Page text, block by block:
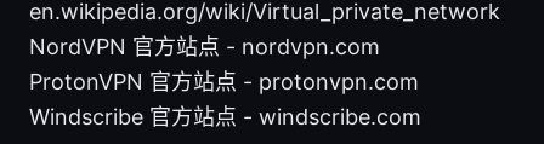
en.wikipedia.org/wiki/Virtual_private_network
NordVPN 官方站点 - nordvpn.com
ProtonVPN 官方站点 - protonvpn.com
Windscribe 官方站点 - windscribe.com